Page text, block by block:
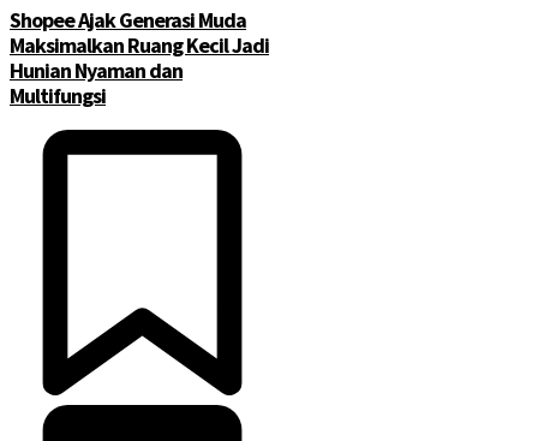
Shopee Ajak Generasi Muda
Maksimalkan Ruang Kecil Jadi
Hunian Nyaman dan
Multifungsi